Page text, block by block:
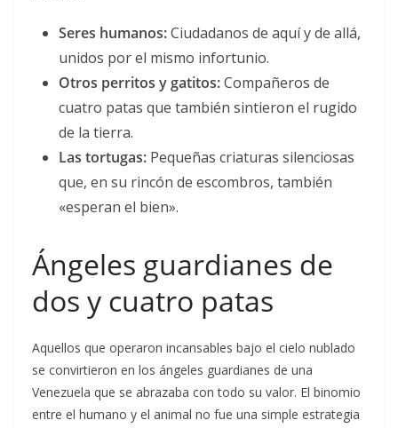
Seres humanos:Ciudadanos de aquí y de allá,
unidos por el mismo infortunio.
Otros perritos y gatitos:Compañeros de
cuatro patas que también sintieron el rugido
de la tierra.
Las tortugas: Pequeñas criaturas silenciosas
que, en su rincón de escombros, también
«esperan el bien».
Ángeles guardianes de
dos y cuatro patas
Aquellos que operaron incansables bajo el cielo nublado
se convirtieron en los ángeles guardianes de una
Venezuela que se abrazaba con todo su valor. El binomio
entre el humano y el animal no fue una simple estrategia